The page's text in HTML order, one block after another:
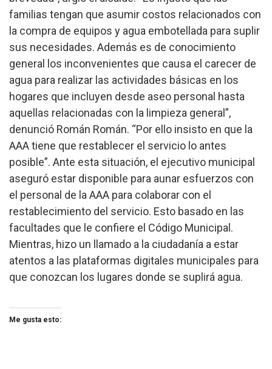
familias tengan que asumir costos relacionados con
la compra de equipos y agua embotellada para suplir
sus necesidades. Además es de conocimiento
general los inconvenientes que causa el carecer de
agua para realizar las actividades básicas en los
hogares que incluyen desde aseo personal hasta
aquellas relacionadas con la limpieza general”,
denunció Román Román. “Por ello insisto en que la
AAA tiene que restablecer el servicio lo antes
posible”. Ante esta situación, el ejecutivo municipal
aseguró estar disponible para aunar esfuerzos con
el personal de la AAA para colaborar con el
restablecimiento del servicio. Esto basado en las
facultades que le confiere el Código Municipal.
Mientras, hizo un llamado a la ciudadanía a estar
atentos a las plataformas digitales municipales para
que conozcan los lugares donde se suplirá agua.
Me gusta esto: